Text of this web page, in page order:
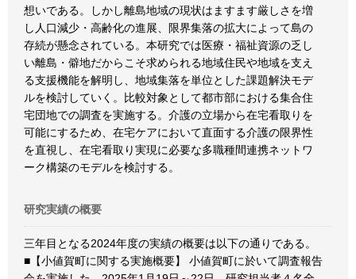
想いである。しかし離島地域の現状はますます厳しさを増
し人口減少・高齢化の進展、限界集落の拡大によって島の
存続が懸念されている。本研究では医療・福祉資源の乏し
い離島・僻地だからこそ求められる地域住民や地域を支え
る支援機能を解明し、地域集落を単位とした課題解決モデ
ルを検討していく。比較対象として都市部における集合住
宅団地での調査を実施する。介護の立場から在宅看取りを
可能にするため、在宅ケアにおいて直面する介護の限界性
を直視し、在宅看取り実現に必要な多職種間連携ネットワ
ーク構築のモデルを検討する。
研究実績の概要
三年目となる2024年度の実績の概要は以下の通りである。
■【小値賀町に関する実施概要】 小値賀町に於いて調査報告